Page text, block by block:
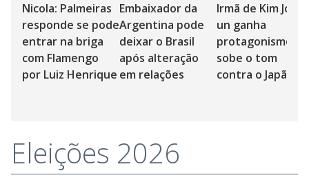
Nicola: Palmeiras
responde se pode
entrar na briga
com Flamengo
por Luiz Henrique
Embaixador da
Argentina pode
deixar o Brasil
após alteração
em relações
Irmã de Kim Jong-
un ganha
protagonismo e
sobe o tom
contra o Japão
Eleições 2026